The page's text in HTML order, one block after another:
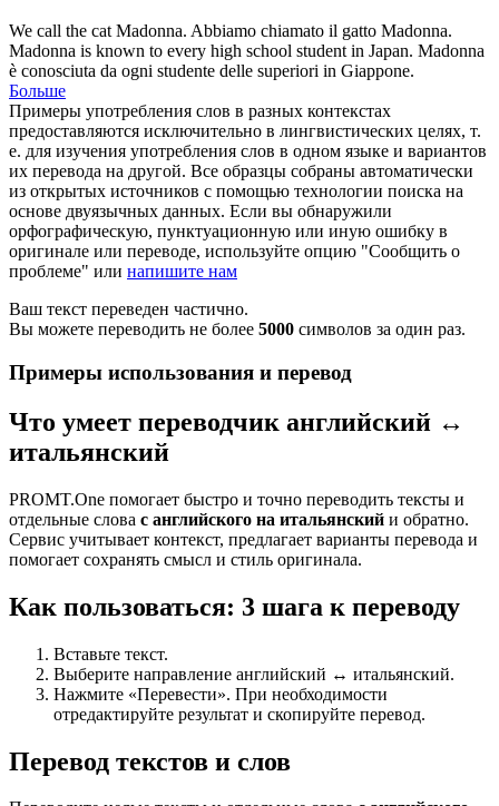
We call the cat Madonna. Abbiamo chiamato il gatto Madonna.
Madonna is known to every high school student in Japan. Madonna
è conosciuta da ogni studente delle superiori in Giappone.
Больше
Примеры употребления слов в разных контекстах
предоставляются исключительно в лингвистических целях, т.
е. для изучения употребления слов в одном языке и вариантов
их перевода на другой. Все образцы собраны автоматически
из открытых источников с помощью технологии поиска на
основе двуязычных данных. Если вы обнаружили
орфографическую, пунктуационную или иную ошибку в
оригинале или переводе, используйте опцию "Сообщить о
проблеме" или напишите нам
Ваш текст переведен частично.
Вы можете переводить не более 5000 символов за один раз.
Примеры использования и перевод
Что умеет переводчик английский ↔
итальянский
PROMT.One помогает быстро и точно переводить тексты и
отдельные слова с английского на итальянский и обратно.
Сервис учитывает контекст, предлагает варианты перевода и
помогает сохранять смысл и стиль оригинала.
Как пользоваться: 3 шага к переводу
Вставьте текст.
Выберите направление английский ↔ итальянский.
Нажмите «Перевести». При необходимости
отредактируйте результат и скопируйте перевод.
Перевод текстов и слов